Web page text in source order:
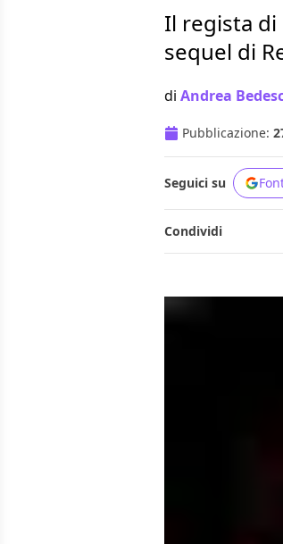
Il regista di
sequel di
di Andrea
Pubblicazione:
Seguici su
Condividi